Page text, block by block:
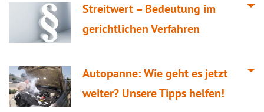
Streitwert – Bedeutung im
gerichtlichen Verfahren
Autopanne: Wie geht es jetzt
weiter? Unsere Tipps helfen!